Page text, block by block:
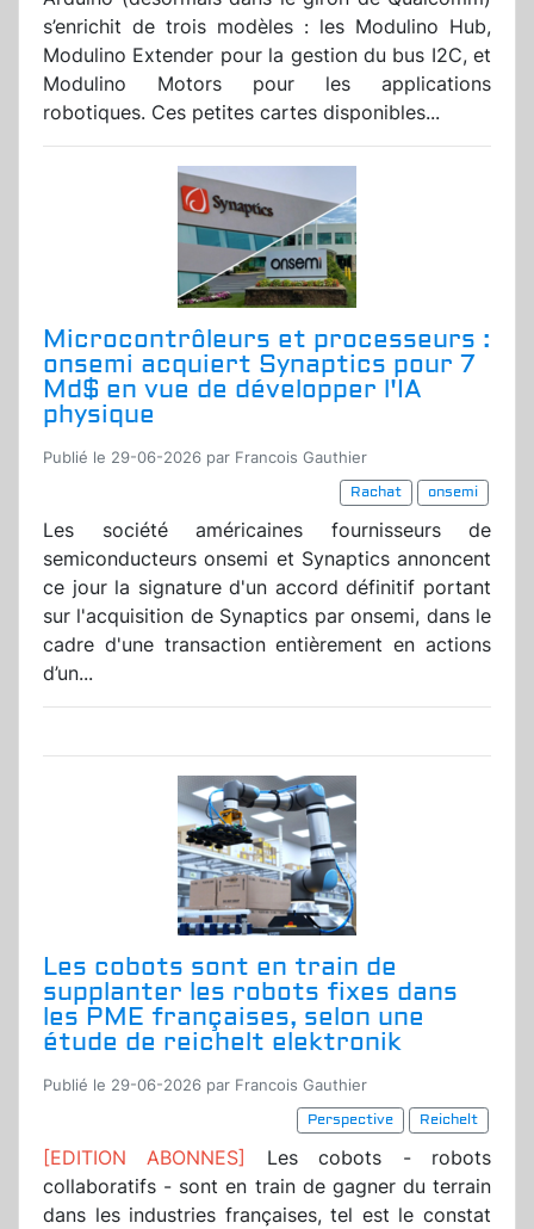
s’enrichit de trois modèles : les Modulino Hub,
Modulino Extender pour la gestion du bus I2C, et
Modulino Motors pour les applications
robotiques. Ces petites cartes disponibles...
Microcontrôleurs et processeurs :
onsemi acquiert Synaptics pour 7
Md$ en vue de développer l'IA
physique
Publié le 29-06-2026 par Francois Gauthier
Rachat
onsemi
Les société américaines fournisseurs de
semiconducteurs onsemi et Synaptics annoncent
ce jour la signature d'un accord définitif portant
sur l'acquisition de Synaptics par onsemi, dans le
cadre d'une transaction entièrement en actions
d’un...
Les cobots sont en train de
supplanter les robots fixes dans
les PME françaises, selon une
étude de reichelt elektronik
Publié le 29-06-2026 par Francois Gauthier
Perspective
Reichelt
[EDITION ABONNES]
Les cobots - robots
collaboratifs - sont en train de gagner du terrain
dans les industries françaises, tel est le constat